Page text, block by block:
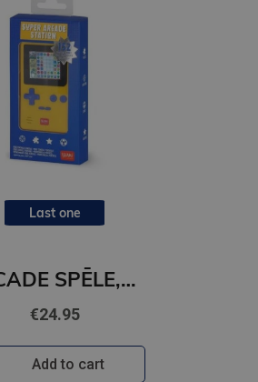
Last one
ARCADE SPĒLE,152 spēles
€24.95
Add to cart